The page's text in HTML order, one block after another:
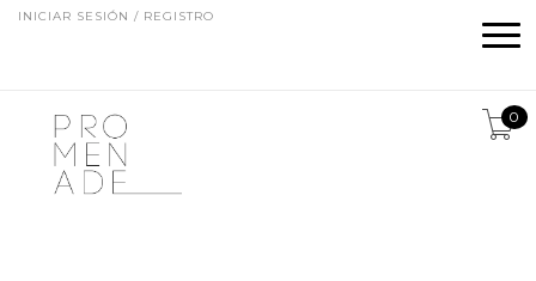
INICIAR SESIÓN / REGISTRO
0